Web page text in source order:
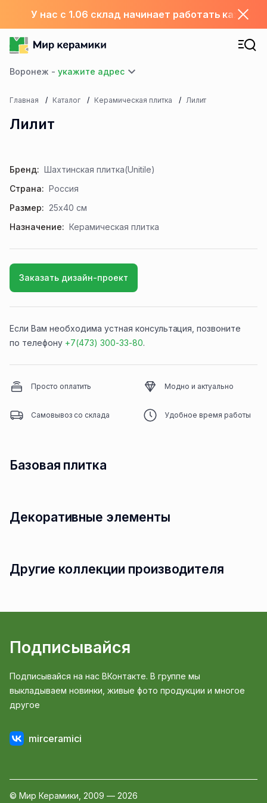
У нас с 1.06 склад начинает работать каждый
Воронеж -
Главная Каталог Керамическая плитка Лилит
Лилит
Бренд: Шахтинская плитка(Unitile)
Страна: Россия
Размер: 25x40 см
Назначение: Керамическая плитка
Заказать дизайн-проект
Если Вам необходима устная консультация, позвоните
по телефону +7(473) 300-33-80.
Просто оплатить Модно и актуально
Самовывоз со склада Удобное время работы
Базовая плитка
Декоративные элементы
Другие коллекции производителя
Подписывайся
Подписывайся на нас ВКонтакте. В группе мы
выкладываем новинки, живые фото продукции и многое
другое
mirceramici
© Мир Керамики, 2009 — 2026